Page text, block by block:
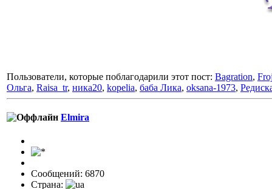
Пользователи, которые поблагодарили этот пост: Bagration,
Ольга, Raisa_tr, ника20, kopelia, баба Лика, oksana-1973,
Elmira
Сообщений: 6870
Страна: